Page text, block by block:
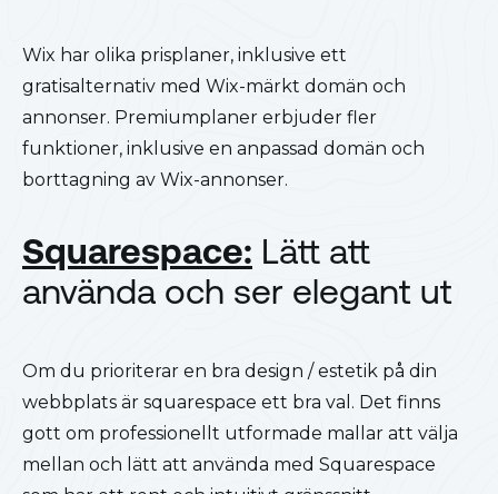
Wix har olika prisplaner, inklusive ett
gratisalternativ med Wix-märkt domän och
annonser. Premiumplaner erbjuder fler
funktioner, inklusive en anpassad domän och
borttagning av Wix-annonser.
Squarespace: Lätt att
använda och ser elegant ut
Om du prioriterar en bra design / estetik på din
webbplats är squarespace ett bra val. Det finns
gott om professionellt utformade mallar att välja
mellan och lätt att använda med Squarespace